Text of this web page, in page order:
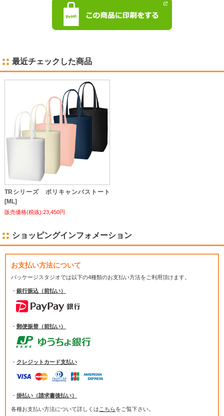
最近チェックした商品
TRシリーズ ポリキャンバストート
[ML]
販売価格(税抜):23,450円
ショッピングインフォメーション
お支払い方法について
パッケージスタジオでは以下の4種類のお支払い方法をご利用頂けます。
・ 銀行振込（前払い）
・ 郵便振替（前払い）
・ クレジットカード支払い
・ 掛払い（請求書後払い）
各種お支払い方法について詳しくは こちらをご覧下さい。